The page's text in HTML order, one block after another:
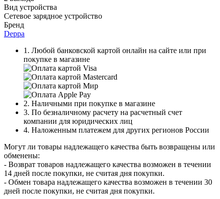
Вид устройства
Сетевое зарядное устройство
Бренд
Deppa
1. Любой банковской картой онлайн на сайте или при
покупке в магазине
2. Наличными при покупке в магазине
3. По безналичному расчету на расчетный счет
компании для юридических лиц
4. Наложенным платежем для других регионов России
Могут ли товары надлежащего качества быть возвращены или
обменены:
- Возврат товаров надлежащего качества возможен в течении
14 дней после покупки, не считая дня покупки.
- Обмен товара надлежащего качества возможен в течении 30
дней после покупки, не считая дня покупки.